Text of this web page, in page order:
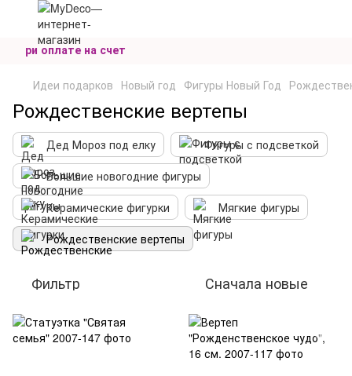
при оплате на счет
Идеи подарков Новый год Фигуры Новый Год
Рождественские вертепы
Дед Мороз под елку
Фигуры с подсветкой
Большие новогодние фигуры
Керамические фигурки
Мягкие фигуры
Рождественские вертепы
Фильтр Сначала новые